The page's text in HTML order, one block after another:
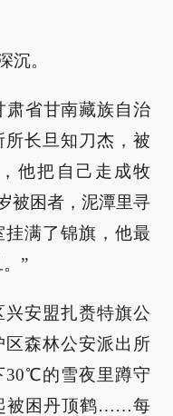
沉。
肃省甘南藏族自治
长旦知刀杰，被
他把自己走成牧
被困者，泥潭里寻
挂满了锦旗，他最
”
安盟扎赉特旗公
森林公安派出所
30℃的雪夜里蹲守
被困丹顶鹤……每